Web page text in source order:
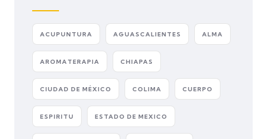
ACUPUNTURA AGUASCALIENTES ALMA
AROMATERAPIA CHIAPAS
CIUDAD DE MÉXICO COLIMA CUERPO
ESPIRITU ESTADO DE MEXICO